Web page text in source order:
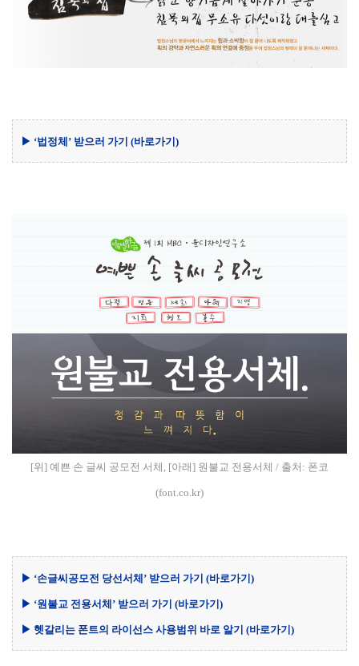
▶ ‘법정체’ 받으러 가기 (바로가기)
[위] 예쁜 손 글씨 공모전 서체, [아래] 원불교 전용서체 / 출처: 폰코
(font.co.kr)
▶ ‘손글씨공모전 당선서체’ 받으러 가기 (바로가기)
▶ ‘원불교 전용서체’ 받으러 가기 (바로가기)
▶ 헷갈리는 폰트의 라이선스 사용범위 바로 알기 (바로가기)